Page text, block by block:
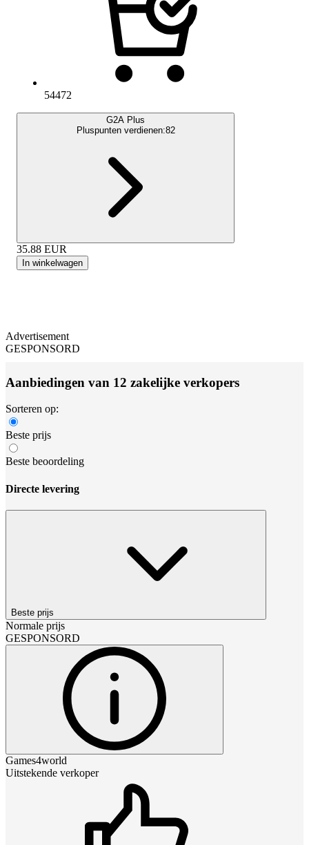
54472
G2A Plus
Pluspunten verdienen:82
35.88 EUR
In winkelwagen
Advertisement
GESPONSORD
Aanbiedingen van 12 zakelijke verkopers
Sorteren op:
Beste prijs
Beste beoordeling
Directe levering
Beste prijs
Normale prijs
GESPONSORD
Games4world
Uitstekende verkoper